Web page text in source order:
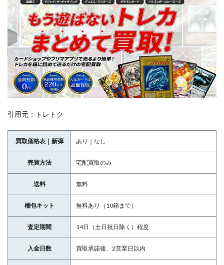
引用元：トレトク
買取価格表｜新弾 あり｜なし
売買方法 宅配買取のみ
送料 無料
梱包キット 無料あり（10箱まで）
査定期間 14日（土日祝日除く）程度
入金日数 買取承諾後、2営業日以内